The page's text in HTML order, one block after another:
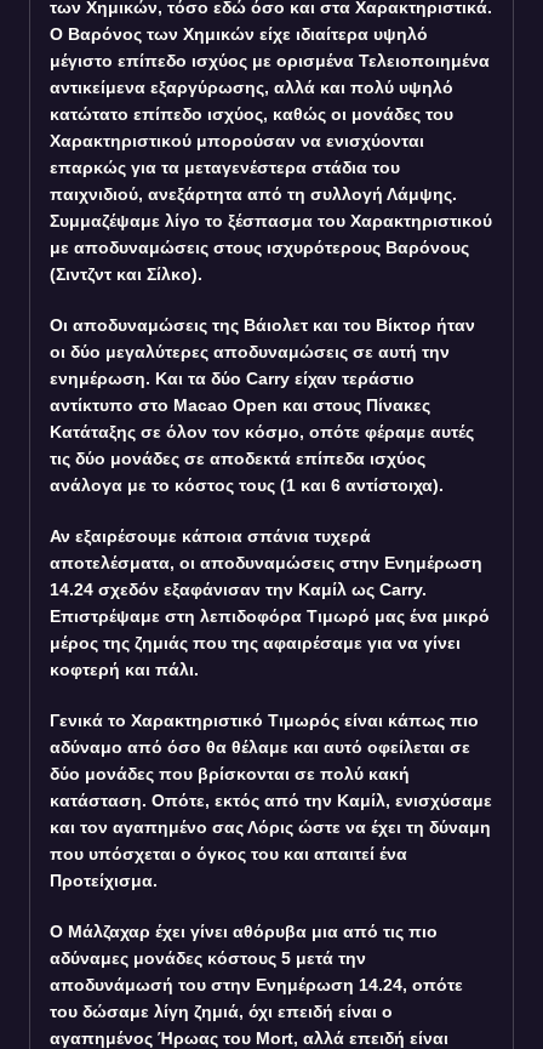
των Χημικών, τόσο εδώ όσο και στα Χαρακτηριστικά.
Ο Βαρόνος των Χημικών είχε ιδιαίτερα υψηλό
μέγιστο επίπεδο ισχύος με ορισμένα Τελειοποιημένα
αντικείμενα εξαργύρωσης, αλλά και πολύ υψηλό
κατώτατο επίπεδο ισχύος, καθώς οι μονάδες του
Χαρακτηριστικού μπορούσαν να ενισχύονται
επαρκώς για τα μεταγενέστερα στάδια του
παιχνιδιού, ανεξάρτητα από τη συλλογή Λάμψης.
Συμμαζέψαμε λίγο το ξέσπασμα του Χαρακτηριστικού
με αποδυναμώσεις στους ισχυρότερους Βαρόνους
(Σιντζντ και Σίλκο).
Οι αποδυναμώσεις της Βάιολετ και του Βίκτορ ήταν
οι δύο μεγαλύτερες αποδυναμώσεις σε αυτή την
ενημέρωση. Και τα δύο Carry είχαν τεράστιο
αντίκτυπο στο Macao Open και στους Πίνακες
Κατάταξης σε όλον τον κόσμο, οπότε φέραμε αυτές
τις δύο μονάδες σε αποδεκτά επίπεδα ισχύος
ανάλογα με το κόστος τους (1 και 6 αντίστοιχα).
Αν εξαιρέσουμε κάποια σπάνια τυχερά
αποτελέσματα, οι αποδυναμώσεις στην Ενημέρωση
14.24 σχεδόν εξαφάνισαν την Καμίλ ως Carry.
Επιστρέψαμε στη λεπιδοφόρα Τιμωρό μας ένα μικρό
μέρος της ζημιάς που της αφαιρέσαμε για να γίνει
κοφτερή και πάλι.
Γενικά το Χαρακτηριστικό Τιμωρός είναι κάπως πιο
αδύναμο από όσο θα θέλαμε και αυτό οφείλεται σε
δύο μονάδες που βρίσκονται σε πολύ κακή
κατάσταση. Οπότε, εκτός από την Καμίλ, ενισχύσαμε
και τον αγαπημένο σας Λόρις ώστε να έχει τη δύναμη
που υπόσχεται ο όγκος του και απαιτεί ένα
Προτείχισμα.
Ο Μάλζαχαρ έχει γίνει αθόρυβα μια από τις πιο
αδύναμες μονάδες κόστους 5 μετά την
αποδυνάμωσή του στην Ενημέρωση 14.24, οπότε
του δώσαμε λίγη ζημιά, όχι επειδή είναι ο
αγαπημένος Ήρωας του Mort, αλλά επειδή είναι